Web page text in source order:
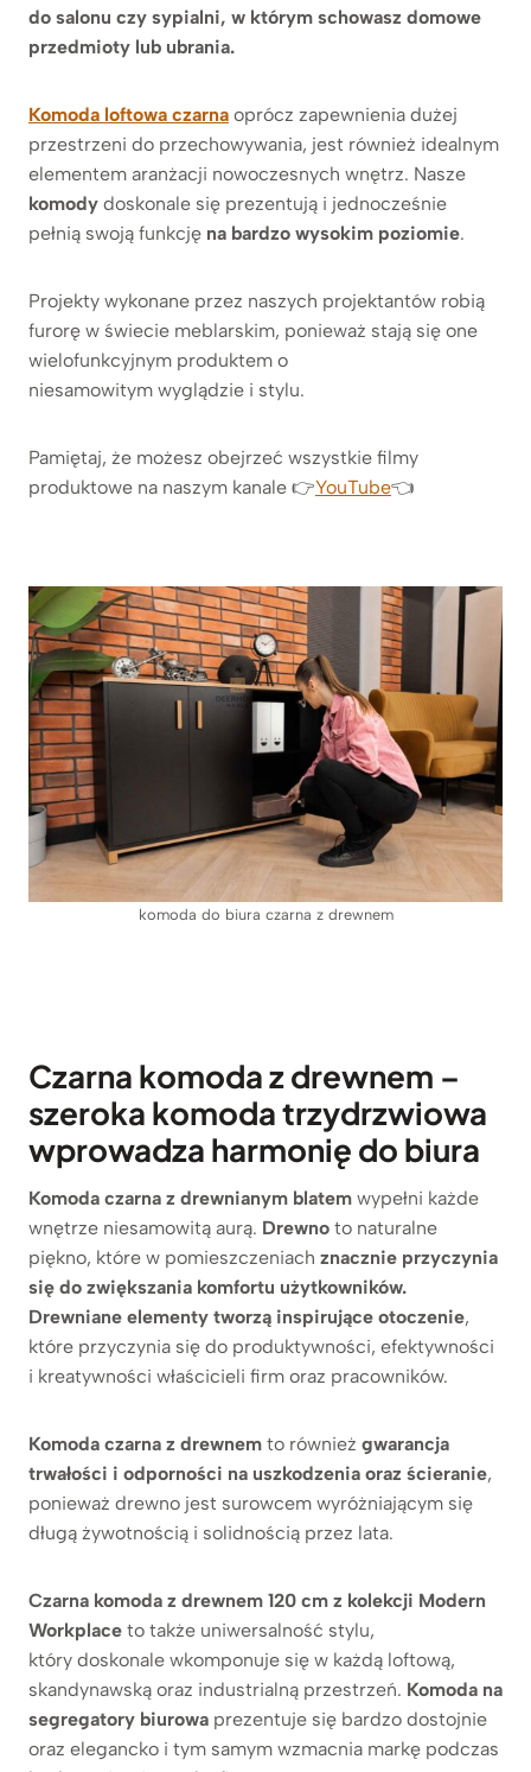
do salonu czy sypialni, w którym schowasz domowe
przedmioty lub ubrania.
Komoda loftowa czarna oprócz zapewnienia dużej
przestrzeni do przechowywania, jest również idealnym
elementem aranżacji nowoczesnych wnętrz. Nasze
komody doskonale się prezentują i jednocześnie
pełnią swoją funkcję na bardzo wysokim poziomie.
Projekty wykonane przez naszych projektantów robią
furorę w świecie meblarskim, ponieważ stają się one
wielofunkcyjnym produktem o
niesamowitym wyglądzie i stylu.
Pamiętaj, że możesz obejrzeć wszystkie filmy
produktowe na naszym kanale 👉YouTube👈
komoda do biura czarna z drewnem
Czarna komoda z drewnem –
szeroka komoda trzydrzwiowa
wprowadza harmonię do biura
Komoda czarna z drewnianym blatem wypełni każde
wnętrze niesamowitą aurą. Drewno to naturalne
piękno, które w pomieszczeniach znacznie przyczynia
się do zwiększania komfortu użytkowników.
Drewniane elementy tworzą inspirujące otoczenie,
które przyczynia się do produktywności, efektywności
i kreatywności właścicieli firm oraz pracowników.
Komoda czarna z drewnem to również gwarancja
trwałości i odporności na uszkodzenia oraz ścieranie,
ponieważ drewno jest surowcem wyróżniającym się
długą żywotnością i solidnością przez lata.
Czarna komoda z drewnem 120 cm z kolekcji Modern
Workplace to także uniwersalność stylu,
który doskonale wkomponuje się w każdą loftową,
skandynawską oraz industrialną przestrzeń. Komoda na
segregatory biurowa prezentuje się bardzo dostojnie
oraz elegancko i tym samym wzmacnia markę podczas